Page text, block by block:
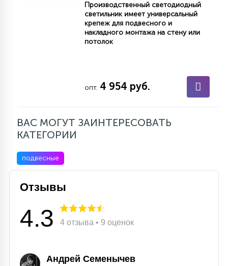
Производственный светодиодный
светильник имеет универсальный
крепеж для подвесного и
накладного монтажа на стену или
потолок
опт. 4 954 руб.
ВАС МОГУТ ЗАИНТЕРЕСОВАТЬ
КАТЕГОРИИ
подвесные
Отзывы
4.3 4 отзыва • 9 оценок
Андрей Семенычев